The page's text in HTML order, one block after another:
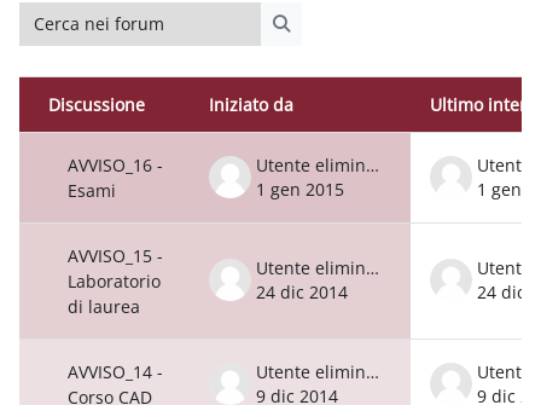
Cerca nei forum
Elenco delle discussioni.
Stato
Discussione Iniziato da Ultimo
AVVISO_16 -
Esami
Utente eliminato
1 gen 2015
1 gen
AVVISO_15 -
Laboratorio
di laurea
Utente eliminato
24 dic 2014
24 dic
AVVISO_14 -
Corso CAD
Utente eliminato
9 dic 2014
9 dic